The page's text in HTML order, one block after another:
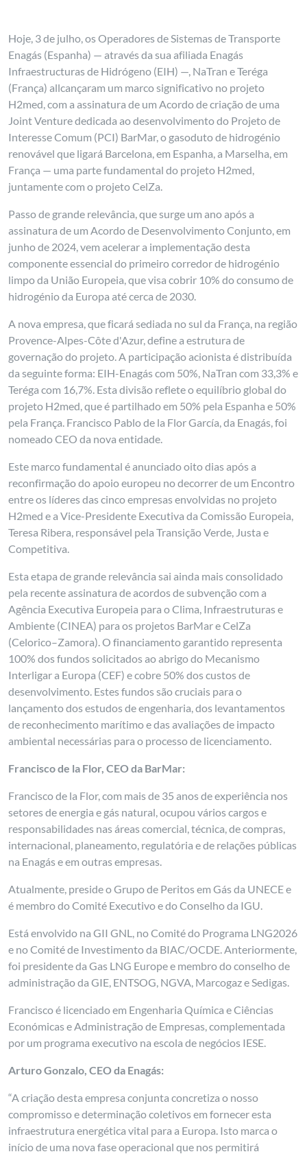
Hoje, 3 de julho, os Operadores de Sistemas de Transporte
Enagás (Espanha) — através da sua afiliada Enagás
Infraestructuras de Hidrógeno (EIH) —, NaTran e Teréga
(França) allcançaram um marco significativo no projeto
H2med, com a assinatura de um Acordo de criação de uma
Joint Venture dedicada ao desenvolvimento do Projeto de
Interesse Comum (PCI) BarMar, o gasoduto de hidrogénio
renovável que ligará Barcelona, em Espanha, a Marselha, em
França — uma parte fundamental do projeto H2med,
juntamente com o projeto CelZa.
Passo de grande relevância, que surge um ano após a
assinatura de um Acordo de Desenvolvimento Conjunto, em
junho de 2024, vem acelerar a implementação desta
componente essencial do primeiro corredor de hidrogénio
limpo da União Europeia, que visa cobrir 10% do consumo de
hidrogénio da Europa até cerca de 2030.
A nova empresa, que ficará sediada no sul da França, na região
Provence-Alpes-Côte d'Azur, define a estrutura de
governação do projeto. A participação acionista é distribuída
da seguinte forma: EIH-Enagás com 50%, NaTran com 33,3% e
Teréga com 16,7%. Esta divisão reflete o equilíbrio global do
projeto H2med, que é partilhado em 50% pela Espanha e 50%
pela França. Francisco Pablo de la Flor García, da Enagás, foi
nomeado CEO da nova entidade.
Este marco fundamental é anunciado oito dias após a
reconfirmação do apoio europeu no decorrer de um Encontro
entre os líderes das cinco empresas envolvidas no projeto
H2med e a Vice-Presidente Executiva da Comissão Europeia,
Teresa Ribera, responsável pela Transição Verde, Justa e
Competitiva.
Esta etapa de grande relevância sai ainda mais consolidado
pela recente assinatura de acordos de subvenção com a
Agência Executiva Europeia para o Clima, Infraestruturas e
Ambiente (CINEA) para os projetos BarMar e CelZa
(Celorico–Zamora). O financiamento garantido representa
100% dos fundos solicitados ao abrigo do Mecanismo
Interligar a Europa (CEF) e cobre 50% dos custos de
desenvolvimento. Estes fundos são cruciais para o
lançamento dos estudos de engenharia, dos levantamentos
de reconhecimento marítimo e das avaliações de impacto
ambiental necessárias para o processo de licenciamento.
Francisco de la Flor, CEO da BarMar:
Francisco de la Flor, com mais de 35 anos de experiência nos
setores de energia e gás natural, ocupou vários cargos e
responsabilidades nas áreas comercial, técnica, de compras,
internacional, planeamento, regulatória e de relações públicas
na Enagás e em outras empresas.
Atualmente, preside o Grupo de Peritos em Gás da UNECE e
é membro do Comité Executivo e do Conselho da IGU.
Está envolvido na GII GNL, no Comité do Programa LNG2026
e no Comité de Investimento da BIAC/OCDE. Anteriormente,
foi presidente da Gas LNG Europe e membro do conselho de
administração da GIE, ENTSOG, NGVA, Marcogaz e Sedigas.
Francisco é licenciado em Engenharia Química e Ciências
Económicas e Administração de Empresas, complementada
por um programa executivo na escola de negócios IESE.
Arturo Gonzalo, CEO da Enagás:
“A criação desta empresa conjunta concretiza o nosso
compromisso e determinação coletivos em fornecer esta
infraestrutura energética vital para a Europa. Isto marca o
início de uma nova fase operacional que nos permitirá